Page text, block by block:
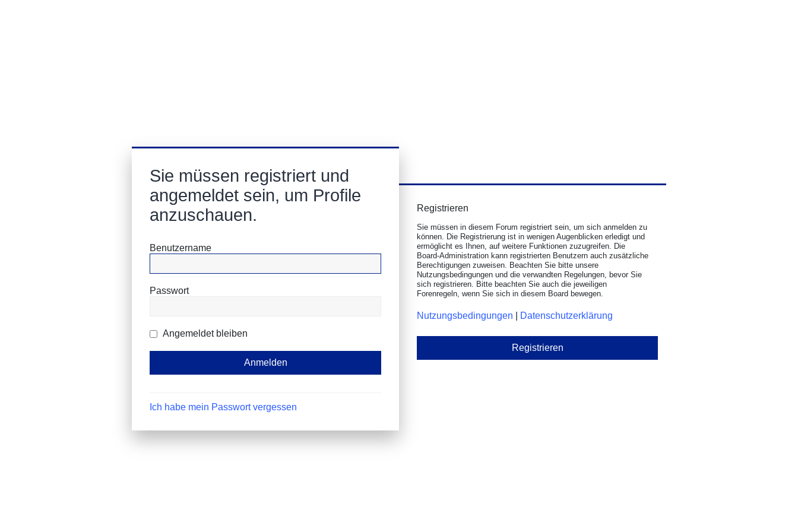
Sie müssen registriert und
angemeldet sein, um Profile
anzuschauen.
Benutzername
Passwort
Angemeldet bleiben
Ich habe mein Passwort vergessen
Registrieren
Sie müssen in diesem Forum registriert sein, um sich anmelden zu
können. Die Registrierung ist in wenigen Augenblicken erledigt und
ermöglicht es Ihnen, auf weitere Funktionen zuzugreifen. Die
Board-Administration kann registrierten Benutzern auch zusätzliche
Berechtigungen zuweisen. Beachten Sie bitte unsere
Nutzungsbedingungen und die verwandten Regelungen, bevor Sie
sich registrieren. Bitte beachten Sie auch die jeweiligen
Forenregeln, wenn Sie sich in diesem Board bewegen.
Nutzungsbedingungen Datenschutzerklärung
Registrieren